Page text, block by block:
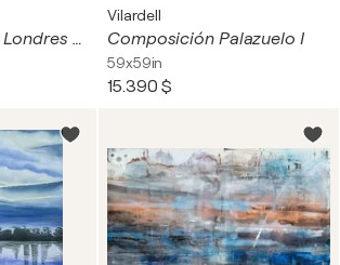
El Parlamento de Londres desde el río
Vilardell
Composición Palazuelo I
59x59in
15.390 $